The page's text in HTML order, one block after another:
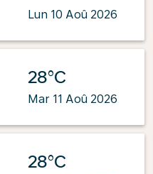
Lun 10 Aoû 2026
28°C
Mar 11 Aoû 2026
28°C